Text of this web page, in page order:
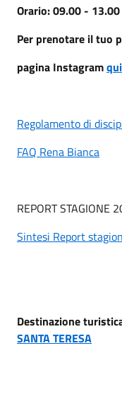
Orario: 09.00 -
Per prenotare il tuo
pagina Instagramqui
Regolamento di
FAQ Rena Bianca
REPORT STAGIONE
Sintesi Report
Destinazione
SANTA TERESA